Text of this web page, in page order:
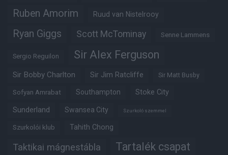
Ruben Amorim Ruud van Nistelrooy
Ryan Giggs Scott McTominay Senne Lammens
Sergio Reguilon Sir Alex Ferguson
Sir Bobby Charlton Sir Jim Ratcliffe Sir Matt Busby
Sofyan Amrabat Southampton Stoke City
Sunderland Swansea City Szurkoló szemmel
Szurkolói klub Tahith Chong
Taktikai mágnestábla Tartalék csapat